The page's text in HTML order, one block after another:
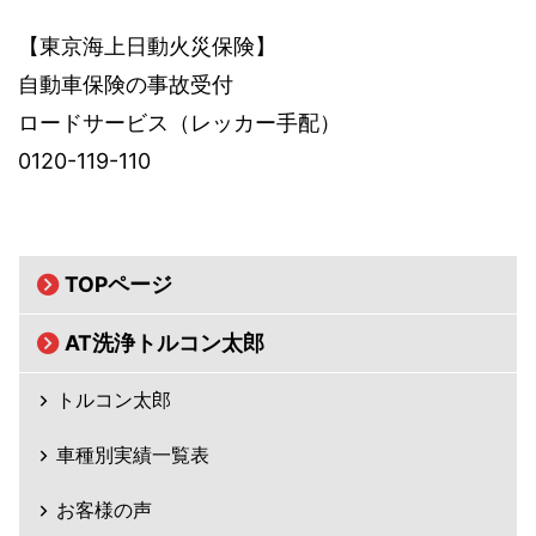
【東京海上日動火災保険】
自動車保険の事故受付
ロードサービス（レッカー手配）
0120-119-110
TOPページ
AT洗浄トルコン太郎
トルコン太郎
車種別実績一覧表
お客様の声